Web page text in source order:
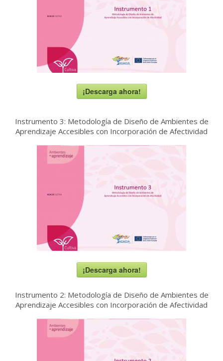
¡Descarga ahora!
Instrumento 3: Metodología de Diseño de Ambientes de
Aprendizaje Accesibles con Incorporación de Afectividad
¡Descarga ahora!
Instrumento 2: Metodología de Diseño de Ambientes de
Aprendizaje Accesibles con Incorporación de Afectividad